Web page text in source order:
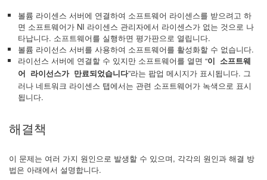
볼륨 라이센스 서버에 연결하여 소프트웨어 라이센스를 받으려고 하
면 소프트웨어가 NI 라이센스 관리자에서 라이센스가 없는 것으로 나
타납니다. 소프트웨어를 실행하면 평가판으로 열립니다.
볼륨 라이선스 서버를 사용하여 소프트웨어를 활성화할 수 없습니다.
라이선스 서버에 연결할 수 있지만 소프트웨어를 열면 “이 소프트웨
어 라이선스가 만료되었습니다”라는 팝업 메시지가 표시됩니다. 그
러나 네트워크 라이센스 탭에서는 관련 소프트웨어가 녹색으로 표시
됩니다.
해결책
이 문제는 여러 가지 원인으로 발생할 수 있으며, 각각의 원인과 해결 방
법은 아래에서 설명합니다.